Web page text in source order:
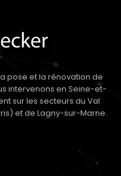
pose et la rénovation de
intervenons en Seine-et-
sur les secteurs du Val
et de Lagny-sur-Marne.